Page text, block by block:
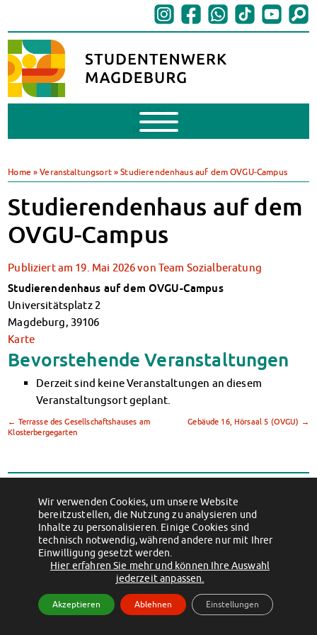
Mobile
Menu
BAföG beantragen
BAföG-FAQs
Dokumente
BAföG-Sprechstunden
Kredite & Stipendien
Mensen & Cafeterien
Heute in unseren Mensen
JoGo – Studibar + Eventspace
Klimabewusst essen
Mensa-FAQs
CampusCatering
MensaFeedback
AnsprechpartnerInnen
Wohnheime im Überblick
MIT einander – FÜR einander
Wohnheimtutoren
Schadensmeldung
Wohnen-FAQ
Dokumente
AnsprechpartnerInnen
Soziales & Beratung
Home »Veranstaltungsort»Studierendenhaus auf dem OVGU-Campus
Studierendenhaus auf dem
OVGU-Campus
Publiziert am 19. Mai 2026von Team Sozialberatung
Studierendenhaus auf dem OVGU-Campus
Universitätsplatz 2
Magdeburg, 39106
Karte
Bevorstehende Veranstaltungen
Derzeit sind keine Veranstaltungen an diesem
Veranstaltungsort geplant.
← Terrasse des Gesellschaftshauses am
Klosterbergegarten
Gebäude 16, Hörsaal 5 (OVGU) →
Rechts
Facebook
Instagram TikTok
Youtube
Impressum
Datenschutzerklärung Erklärung zur Barrierefreiheit
Wir verwenden Cookies, um unsere Website
bereitzustellen, die Nutzung zu analysieren und
Inhalte zu personalisieren. Einige Cookies sind
technisch notwendig, während andere nur mit Ihrer
Einwilligung gesetzt werden.
Hier erfahren Sie mehr und können Ihre Auswahl
jederzeit anpassen.
Akzeptieren Ablehnen Einstellungen